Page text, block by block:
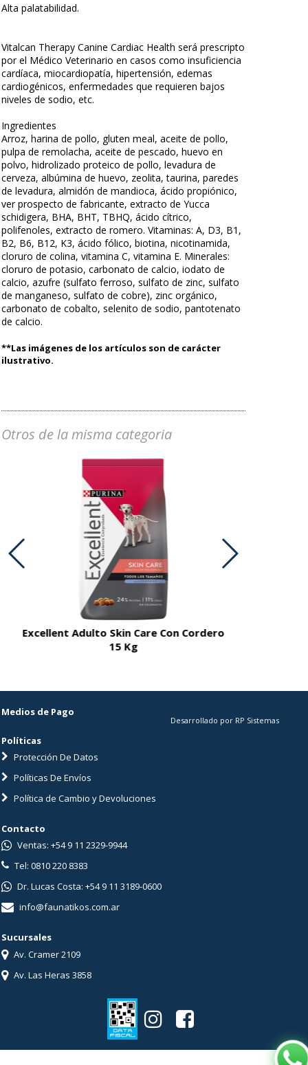
Alta palatabilidad.
Vitalcan Therapy Canine Cardiac Health será prescripto
por el Médico Veterinario en casos como insuficiencia
cardíaca, miocardiopatía, hipertensión, edemas
cardiogénicos, enfermedades que requieren bajos
niveles de sodio, etc.
Ingredientes
Arroz, harina de pollo, gluten meal, aceite de pollo,
pulpa de remolacha, aceite de pescado, huevo en
polvo, hidrolizado proteico de pollo, levadura de
cerveza, albúmina de huevo, zeolita, taurina, paredes
de levadura, almidón de mandioca, ácido propiónico,
ver prospecto de fabricante, extracto de Yucca
schidigera, BHA, BHT, TBHQ, ácido cítrico,
polifenoles, extracto de romero. Vitaminas: A, D3, B1,
B2, B6, B12, K3, ácido fólico, biotina, nicotinamida,
cloruro de colina, vitamina C, vitamina E. Minerales:
cloruro de potasio, carbonato de calcio, iodato de
calcio, azufre (sulfato ferroso, sulfato de zinc, sulfato
de manganeso, sulfato de cobre), zinc orgánico,
carbonato de cobalto, selenito de sodio, pantotenato
de calcio.
**Las imágenes de los artículos son de carácter
ilustrativo.
Otros de la misma categoria
Excellent Adulto Skin Care Con Cordero
15 Kg
Medios de Pago
Políticas
Protección De Datos
Políticas De Envíos
Política de Cambio y Devoluciones
Desarrollado por RP Sistemas
Contacto
Ventas: +54 9 11 2329-9944
Tel: 0810 220 8383
Dr. Lucas Costa: +54 9 11 3189-0600
info@faunatikos.com.ar
Sucursales
Av. Cramer 2109
Av. Las Heras 3858